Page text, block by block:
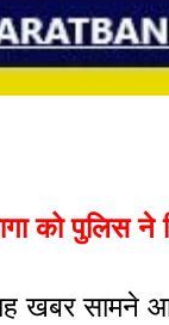
पुलिस ने
खबर सामने